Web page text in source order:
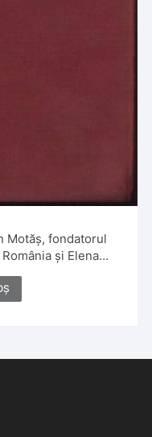
Motăș, fondatorul
și Elena
Breaza, Poiana
Moreni